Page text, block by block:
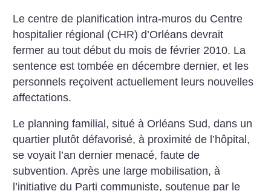
Le centre de planification intra-muros du Centre
hospitalier régional (CHR) d’Orléans devrait
fermer au tout début du mois de février 2010. La
sentence est tombée en décembre dernier, et les
personnels reçoivent actuellement leurs nouvelles
affectations.
Le planning familial, situé à Orléans Sud, dans un
quartier plutôt défavorisé, à proximité de l’hôpital,
se voyait l’an dernier menacé, faute de
subvention. Après une large mobilisation, à
l’initiative du Parti communiste, soutenue par le